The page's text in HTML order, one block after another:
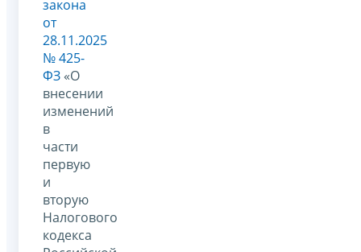
закона
от
28.11.2025
№ 425-
ФЗ «О
внесении
изменений
в
части
первую
и
вторую
Налогового
кодекса